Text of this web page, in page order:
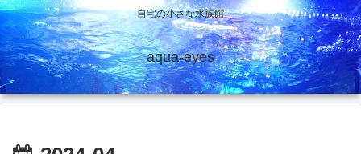
自宅の小さな水族館
aqua-eyes